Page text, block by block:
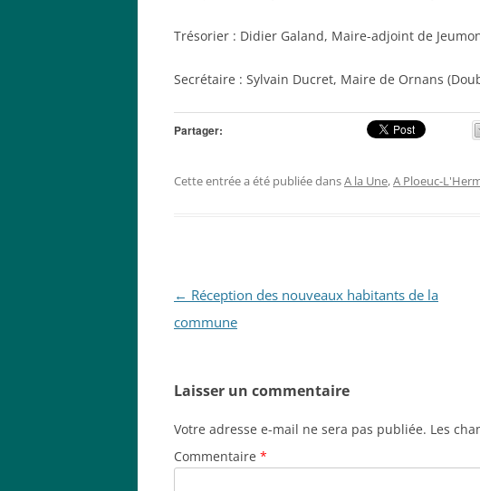
Trésorier : Didier Galand, Maire-adjoint de
Secrétaire : Sylvain Ducret, Maire de Ornans
Partager:
Cette entrée a été publiée dansA la Une,A Ploeuc-
Navigation
des
← Réception des nouveaux habitants de la
commune
Laisser un commentaire
Votre adresse e-mail ne sera pas publiée. Les
Commentaire *